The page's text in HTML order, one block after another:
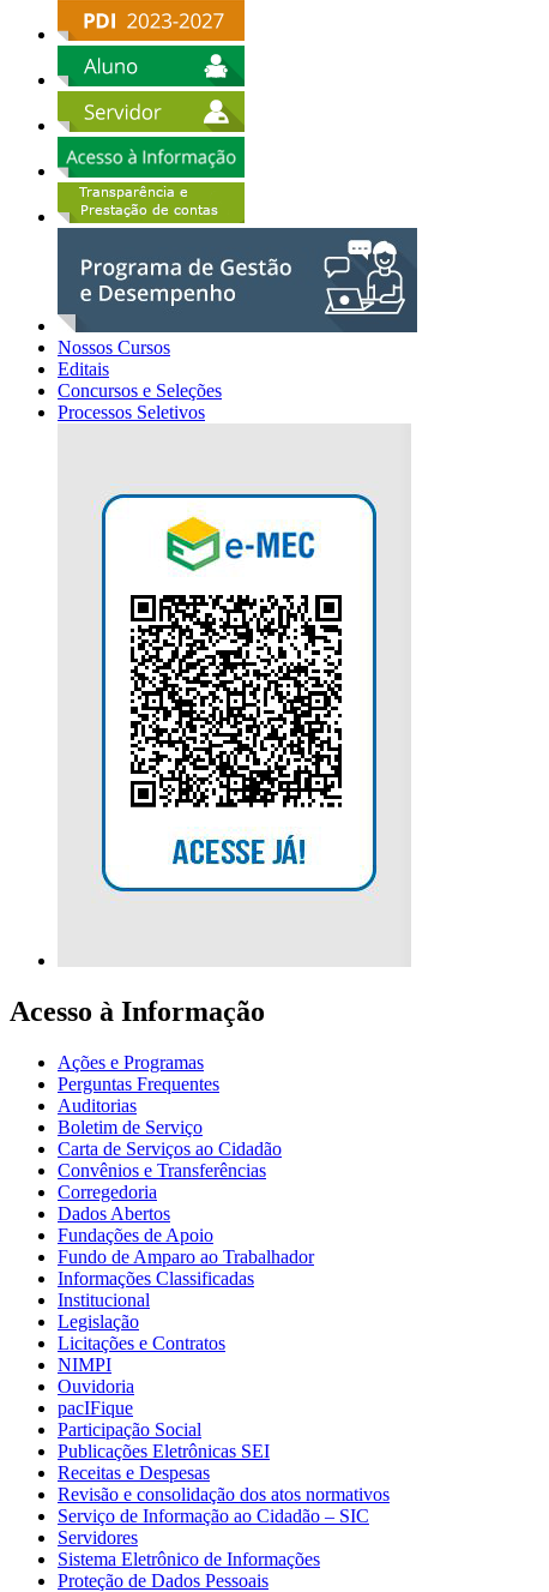
Nossos Cursos
Editais
Concursos e Seleções
Processos Seletivos
Acesso à Informação
Ações e Programas
Perguntas Frequentes
Auditorias
Boletim de Serviço
Carta de Serviços ao Cidadão
Convênios e Transferências
Corregedoria
Dados Abertos
Fundações de Apoio
Fundo de Amparo ao Trabalhador
Informações Classificadas
Institucional
Legislação
Licitações e Contratos
NIMPI
Ouvidoria
pacIFique
Participação Social
Publicações Eletrônicas SEI
Receitas e Despesas
Revisão e consolidação dos atos normativos
Serviço de Informação ao Cidadão – SIC
Servidores
Sistema Eletrônico de Informações
Proteção de Dados Pessoais